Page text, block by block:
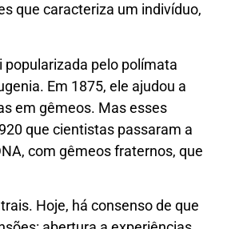
que caracteriza um indivíduo,
popularizada pelo polímata
Em 1875, ele ajudou a
em gêmeos. Mas esses
que cientistas passaram a
com gêmeos fraternos, que
Hoje, há consenso de que